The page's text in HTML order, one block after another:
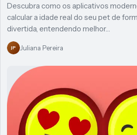
Descubra como os aplicativos
calcular a idade real do seu pet de
divertida, entendendo melhor…
JP Juliana Pereira